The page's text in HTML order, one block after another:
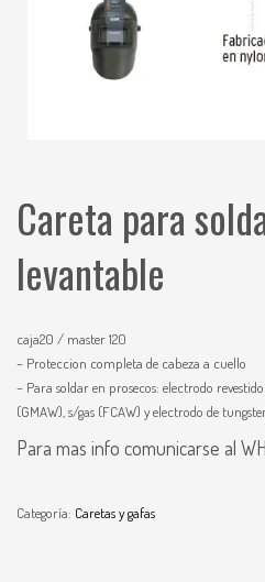
Careta para
levantable
caja20 / master 120
– Proteccion completa de cabeza a cuello
– Para soldar en prosecos: electrodo
(GMAW), s/gas (FCAW) y electrodo de
Para mas info comunicarse al
Categoría: Caretas y gafas